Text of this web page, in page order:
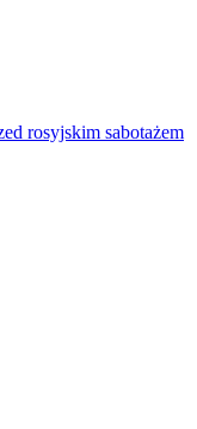
rosyjskim sabotażem